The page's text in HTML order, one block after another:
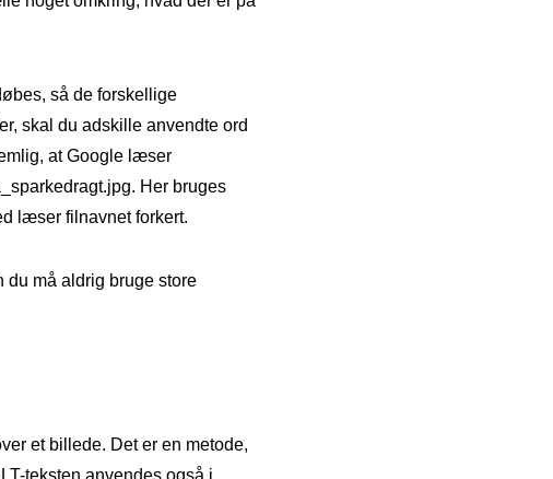
så de forskellige
skal du adskille anvendte ord
at Google læser
Her bruges
læser filnavnet forkert.
må aldrig bruge store
et billede. Det er en metode,
teksten anvendes også i